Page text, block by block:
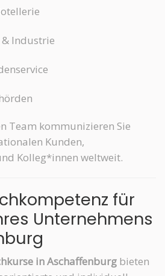
Industrie
Team kommunizieren Sie
Kunden,
Kolleg*innen weltweit.
für
Unternehmens
in Aschaffenburg bieten